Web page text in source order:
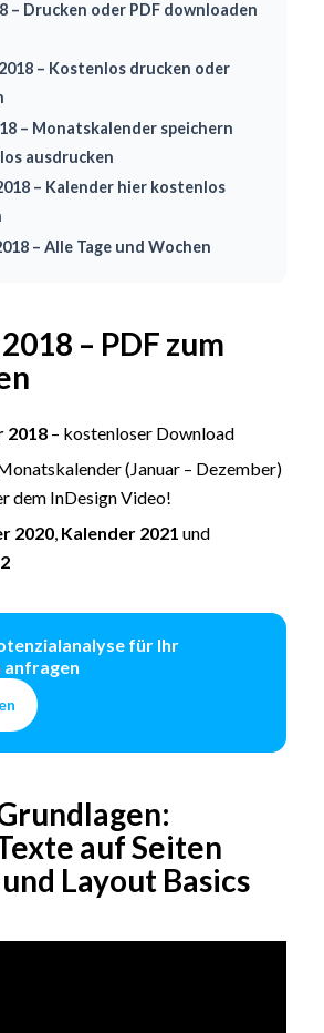
– Drucken oder PDF downloaden
– Kostenlos drucken oder
– Monatskalender speichern
ausdrucken
– Kalender hier kostenlos
– Alle Tage und Wochen
– PDF zum
2018– kostenloser Download
(Januar – Dezember)
dem InDesign Video!
2020, Kalender 2021 und
für Ihr
anfragen
auf Seiten
Layout Basics